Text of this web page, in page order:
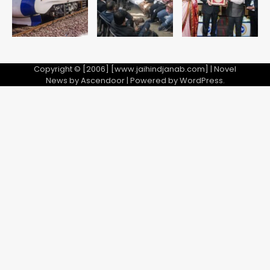
Copyright © [2006] [www.jaihindjanab.com] | Novel
News byAscendoor| Powered byWordPress.